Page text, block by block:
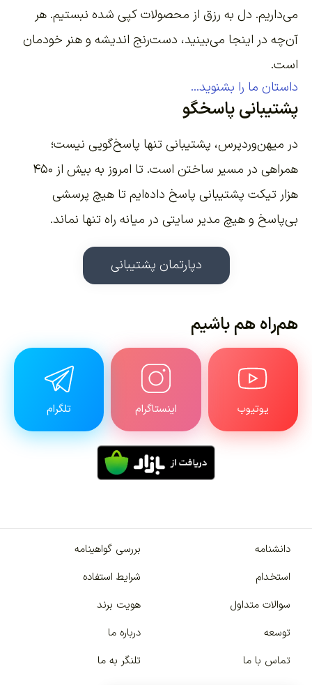
می‌داریم. دل به رزق از محصولات کپی شده نبستیم. هر
آن‌چه در اینجا می‌بینید، دست‌رنج اندیشه و هنر خودمان
است.
داستان ما را بشنوید...
پشتیبانی پاسخگو
در میهن‌وردپرس، پشتیبانی تنها پاسخ‌گویی نیست؛
همراهی در مسیر ساختن است. تا امروز به بیش از ۴۵۰
هزار تیکت پشتیبانی پاسخ داده‌ایم تا هیچ پرسشی
بی‌پاسخ و هیچ مدیر سایتی در میانه راه تنها نماند.
دپارتمان پشتیبانی
هم‌راه هم باشیم
یوتیوب اینستاگرام تلگرام
دانشنامه
بررسی گواهینامه
استخدام
شرایط استفاده
سوالات متداول
هویت برند
توسعه
درباره ما
تماس با ما
تلنگر به ما